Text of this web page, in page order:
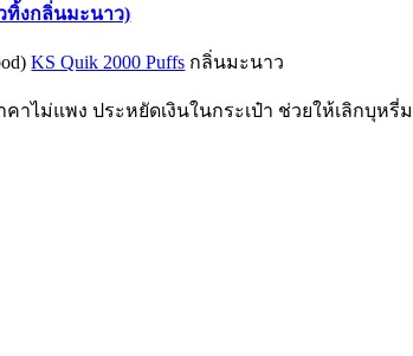
ทิ้งกลิ่นมะนาว)
KS Quik 2000 Puffs กลิ่นมะนาว
คาไม่แพง ประหยัดเงินในกระเป๋า ช่วยให้เลิกบุหรี่